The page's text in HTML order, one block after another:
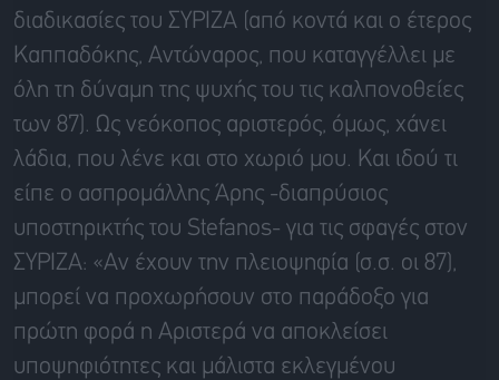
διαδικασίες του ΣΥΡΙΖΑ (από κοντά και ο έτερος
Καππαδόκης, Αντώναρος, που καταγγέλλει με
όλη τη δύναμη της ψυχής του τις καλπονοθείες
των 87). Ως νεόκοπος αριστερός, όμως, χάνει
λάδια, που λένε και στο χωριό μου. Και ιδού τι
είπε ο ασπρομάλλης Άρης -διαπρύσιος
υποστηρικτής του Stefanos- για τις σφαγές στον
ΣΥΡΙΖΑ: «Αν έχουν την πλειοψηφία (σ.σ. οι 87),
μπορεί να προχωρήσουν στο παράδοξο για
πρώτη φορά η Αριστερά να αποκλείσει
υποψηφιότητες και μάλιστα εκλεγμένου